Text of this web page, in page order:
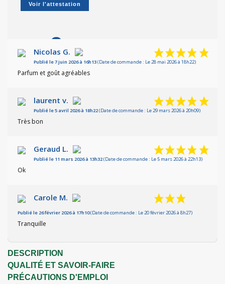
Voir l'attestation
9/10
Nicolas G.
Publié le 7 juin 2026 à 16h13(Date de commande : Le 28 mai 2026 à 18h22)
Parfum et goût agréables
laurent v.
Publié le 5 avril 2026 à 18h22(Date de commande : Le 29 mars 2026 à 20h09)
Très bon
Geraud L.
Publié le 11 mars 2026 à 13h32(Date de commande : Le 5 mars 2026 à 22h13)
Ok
Carole M.
Publié le 26 février 2026 à 17h10(Date de commande : Le 20 février 2026 à 8h27)
Tranquille
DESCRIPTION
QUALITÉ ET SAVOIR-FAIRE
PRÉCAUTIONS D'EMPLOI